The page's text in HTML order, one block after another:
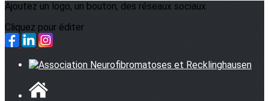
Ajoutez un logo, un bouton, des réseaux sociaux
Cliquez pour éditer